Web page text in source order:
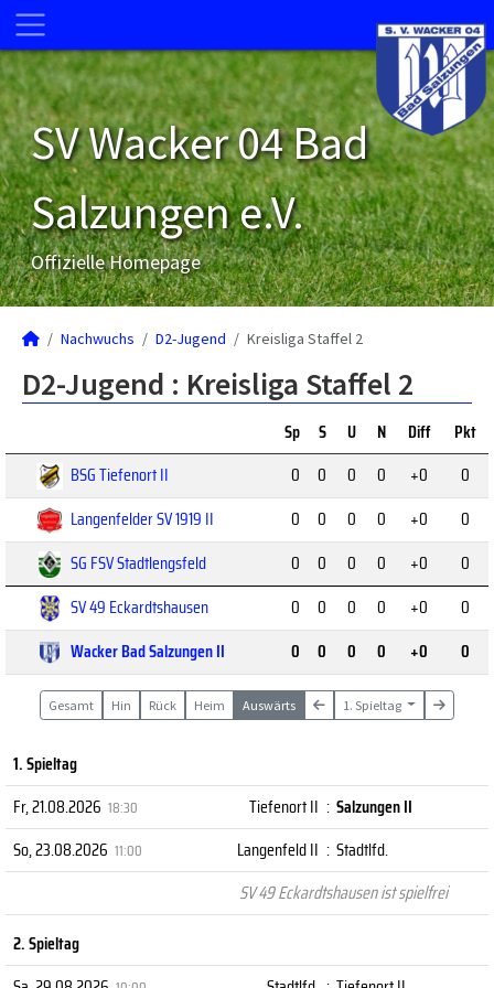
SV Wacker 04 Bad
Salzungen e.V.
Offizielle Homepage
Nachwuchs D2-Jugend Kreisliga Staffel 2
D2-Jugend : Kreisliga Staffel 2
Sp S U N Diff
Pkt
BSG Tiefenort II
0 0 0 0 +0
0
Langenfelder SV 1919 II
0 0 0 0 +0
0
SG FSV Stadtlengsfeld
0 0 0 0 +0
0
SV 49 Eckardtshausen
0 0 0 0 +0
0
Wacker Bad Salzungen II
0 0 0 0 +0 0
Gesamt Hin Rück Heim Auswärts 1. Spieltag
1. Spieltag
Fr, 21.08.2026 18:30 Tiefenort II : Salzungen II
So, 23.08.2026 11:00 Langenfeld II : Stadtlfd.
SV 49 Eckardtshausen ist spielfrei
2. Spieltag